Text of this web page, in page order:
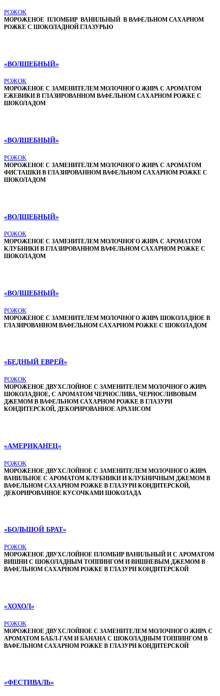
РОЖОК
МОРОЖЕНОЕ ПЛОМБИР ВАНИЛЬНЫЙ В ВАФЕЛЬНОМ САХАРНОМ
РОЖКЕ С ШОКОЛАДНОЙ ГЛАЗУРЬЮ
«ВОЛШЕБНЫЙ»
РОЖОК
МОРОЖЕНОЕ С ЗАМЕНИТЕЛЕМ МОЛОЧНОГО ЖИРА С АРОМАТОМ
ЕЖЕВИКИ В ГЛАЗИРОВАННОМ ВАФЕЛЬНОМ САХАРНОМ РОЖКЕ С
ШОКОЛАДОМ
«ВОЛШЕБНЫЙ»
РОЖОК
МОРОЖЕНОЕ С ЗАМЕНИТЕЛЕМ МОЛОЧНОГО ЖИРА С АРОМАТОМ
ФИСТАШКИ В ГЛАЗИРОВАННОМ ВАФЕЛЬНОМ САХАРНОМ РОЖКЕ С
ШОКОЛАДОМ
«ВОЛШЕБНЫЙ»
РОЖОК
МОРОЖЕНОЕ С ЗАМЕНИТЕЛЕМ МОЛОЧНОГО ЖИРА С АРОМАТОМ
КЛУБНИКИ В ГЛАЗИРОВАННОМ ВАФЕЛЬНОМ САХАРНОМ РОЖКЕ С
ШОКОЛАДОМ
«ВОЛШЕБНЫЙ»
РОЖОК
МОРОЖЕНОЕ С ЗАМЕНИТЕЛЕМ МОЛОЧНОГО ЖИРА ШОКОЛАДНОЕ В
ГЛАЗИРОВАННОМ ВАФЕЛЬНОМ САХАРНОМ РОЖКЕ С ШОКОЛАДОМ
«БЕДНЫЙ ЕВРЕЙ»
РОЖОК
МОРОЖЕНОЕ ДВУХСЛОЙНОЕ С ЗАМЕНИТЕЛЕМ МОЛОЧНОГО ЖИРА
ШОКОЛАДНОЕ, С АРОМАТОМ ЧЕРНОСЛИВА, ЧЕРНОСЛИВОВЫМ
ДЖЕМОМ В ВАФЕЛЬНОМ САХАРНОМ РОЖКЕ В ГЛАЗУРИ
КОНДИТЕРСКОЙ, ДЕКОРИРОВАННОЕ АРАХИСОМ
«АМЕРИКАНЕЦ»
РОЖОК
МОРОЖЕНОЕ ДВУХСЛОЙНОЕ С ЗАМЕНИТЕЛЕМ МОЛОЧНОГО ЖИРА
ВАНИЛЬНОЕ С АРОМАТОМ КЛУБНИКИ И КЛУБНИЧНЫМ ДЖЕМОМ В
ВАФЕЛЬНОМ САХАРНОМ РОЖКЕ В ГЛАЗУРИ КОНДИТЕРСКОЙ,
ДЕКОРИРОВАННОЕ КУСОЧКАМИ ШОКОЛАДА
«БОЛЬШОЙ БРАТ»
РОЖОК
МОРОЖЕНОЕ ДВУХСЛОЙНОЕ ПЛОМБИР ВАНИЛЬНЫЙ И С АРОМАТОМ
ВИШНИ С ШОКОЛАДНЫМ ТОППИНГОМ И ВИШНЕВЫМ ДЖЕМОМ В
ВАФЕЛЬНОМ САХАРНОМ РОЖКЕ В ГЛАЗУРИ КОНДИТЕРСКОЙ
«ХОХОЛ»
РОЖОК
МОРОЖЕНОЕ ДВУХСЛОЙНОЕ С ЗАМЕНИТЕЛЕМ МОЛОЧНОГО ЖИРА С
АРОМАТОМ БАБЛ-ГАМ И БАНАНА С ШОКОЛАДНЫМ ТОППИНГОМ В
ВАФЕЛЬНОМ САХАРНОМ РОЖКЕ В ГЛАЗУРИ КОНДИТЕРСКОЙ
«ФЕСТИВАЛЬ»